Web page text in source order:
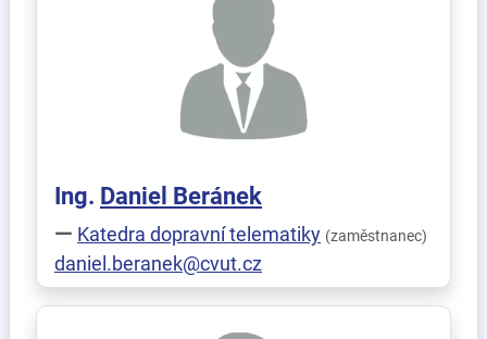
Ing. Daniel Beránek
Katedra dopravní telematiky (zaměstnanec)
daniel.beranek@cvut.cz